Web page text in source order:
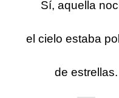
Sí, aquella
el cielo estaba
de estrellas.